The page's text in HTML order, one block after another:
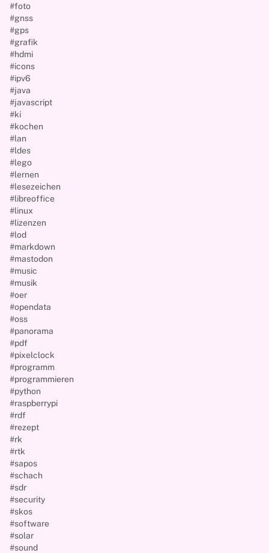
#foto
#gnss
#gps
#grafik
#hdmi
#icons
#ipv6
#java
#javascript
#ki
#kochen
#lan
#ldes
#lego
#lernen
#lesezeichen
#libreoffice
#linux
#lizenzen
#lod
#markdown
#mastodon
#music
#musik
#oer
#opendata
#oss
#panorama
#pdf
#pixelclock
#programm
#programmieren
#python
#raspberrypi
#rdf
#rezept
#rk
#rtk
#sapos
#schach
#sdr
#security
#skos
#software
#solar
#sound